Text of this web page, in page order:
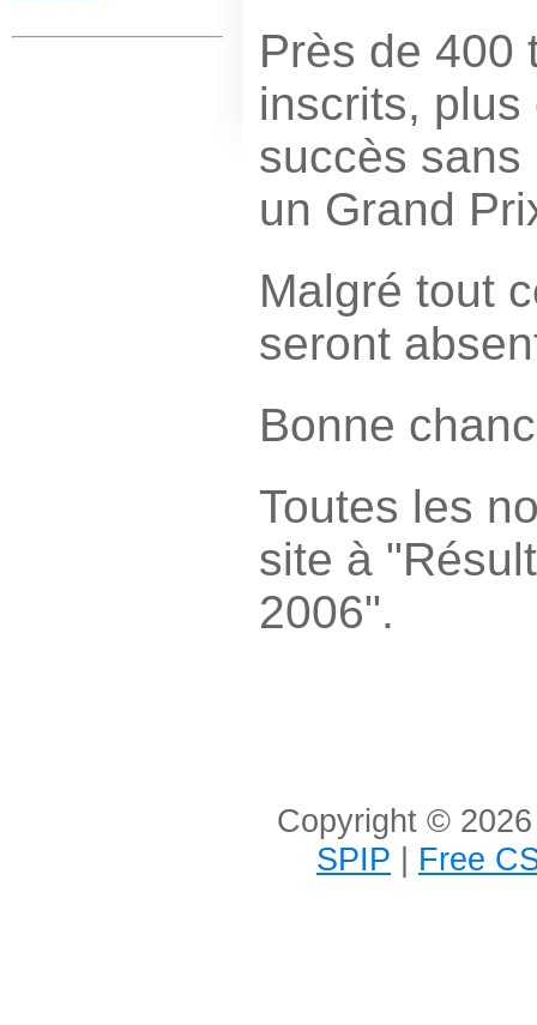
Près de 400
inscrits,
succès sans
un Grand
Malgré tout
seront
Bonne
Toutes les
site à
2006".
Copyright ©
SPIP | Free